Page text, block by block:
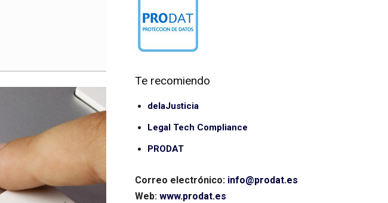
Te recomiendo
delaJusticia
Legal Tech Compliance
PRODAT
Correo electrónico: info@prodat.es
Web: www.prodat.es